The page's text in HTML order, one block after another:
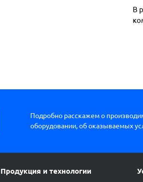
В
Подробно расскажем о
оборудовании, об оказываемых
Продукция и технологии